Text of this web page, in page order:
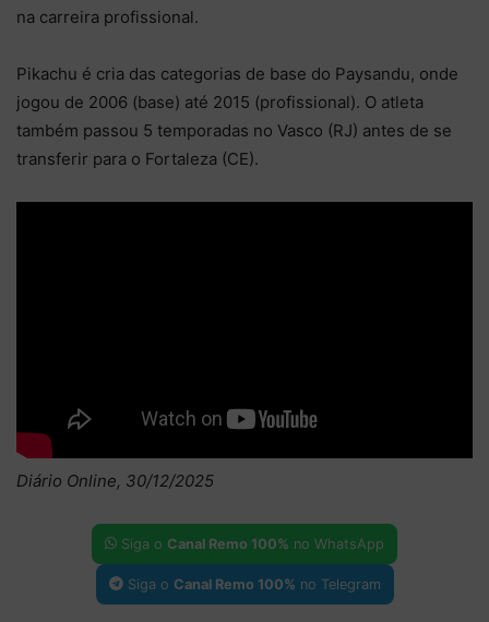
na carreira profissional.
Pikachu é cria das categorias de base do Paysandu, onde
jogou de 2006 (base) até 2015 (profissional). O atleta
também passou 5 temporadas no Vasco (RJ) antes de se
transferir para o Fortaleza (CE).
Diário Online, 30/12/2025
Siga o Canal Remo 100% no WhatsApp
Siga o Canal Remo 100% no Telegram